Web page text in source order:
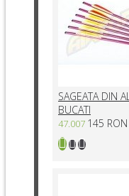
SAGEATA DIN
BUCATI
47.007 145 RON